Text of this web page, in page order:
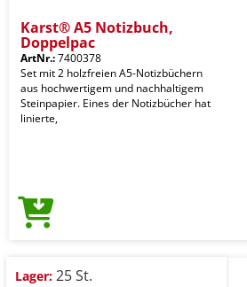
Karst® A5 Notizbuch,
Doppelpac
ArtNr.:7400378
Set mit 2 holzfreien A5-Notizbüchern
aus hochwertigem und nachhaltigem
Steinpapier. Eines der Notizbücher hat
linierte,
Lager: 25 St.